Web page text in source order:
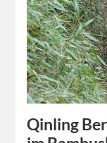
Qinling